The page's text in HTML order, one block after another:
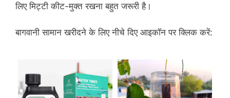
लिए मिट्टी कीट-मुक्त रखना बहुत जरूरी है।
बागवानी सामान खरीदने के लिए नीचे दिए आइकॉन पर क्लिक करें: